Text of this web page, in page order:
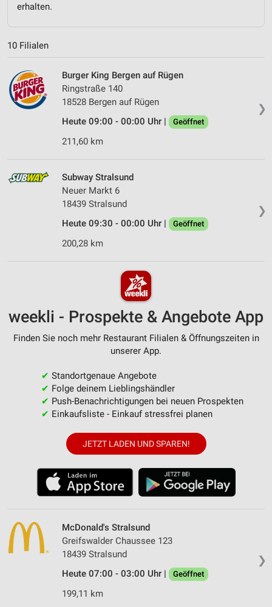
erhalten.
10 Filialen
❯
Burger King Bergen auf Rügen
Ringstraße 140
18528 Bergen auf Rügen
Heute 09:00 - 00:00 Uhr |
Geöffnet
211,60 km
❯
Subway Stralsund
Neuer Markt 6
18439 Stralsund
Heute 09:30 - 00:00 Uhr |
Geöffnet
200,28 km
weekli - Prospekte & Angebote App
Finden Sie noch mehr Restaurant Filialen & Öffnungszeiten in
unserer App.
✔ Standortgenaue Angebote
✔ Folge deinem Lieblingshändler
✔ Push-Benachrichtigungen bei neuen Prospekten
✔ Einkaufsliste - Einkauf stressfrei planen
JETZT LADEN UND SPAREN!
❯
McDonald's Stralsund
Greifswalder Chaussee 123
18439 Stralsund
Heute 07:00 - 03:00 Uhr |
Geöffnet
199,11 km